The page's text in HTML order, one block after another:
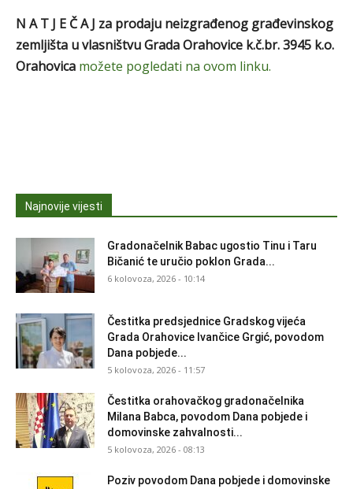
N A T J E Č A J za prodaju neizgrađenog građevinskog
zemljišta u vlasništvu Grada Orahovice k.č.br. 3945 k.o.
Orahovica možete pogledati na ovom linku.
Najnovije vijesti
Gradonačelnik Babac ugostio Tinu i Taru
Bičanić te uručio poklon Grada...
6 kolovoza, 2026 - 10:14
Čestitka predsjednice Gradskog vijeća
Grada Orahovice Ivančice Grgić, povodom
Dana pobjede...
5 kolovoza, 2026 - 11:57
Čestitka orahovačkog gradonačelnika
Milana Babca, povodom Dana pobjede i
domovinske zahvalnosti...
5 kolovoza, 2026 - 08:13
Poziv povodom Dana pobjede i domovinske